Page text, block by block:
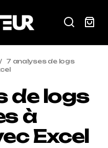
7 analyses de logs
de logs
à
Excel